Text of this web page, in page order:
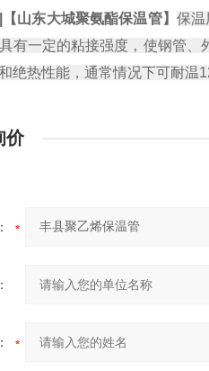
山东大城聚氨酯保温管】 保温
有一定的粘接强度，使钢管
绝热性能，通常情况下可耐
价